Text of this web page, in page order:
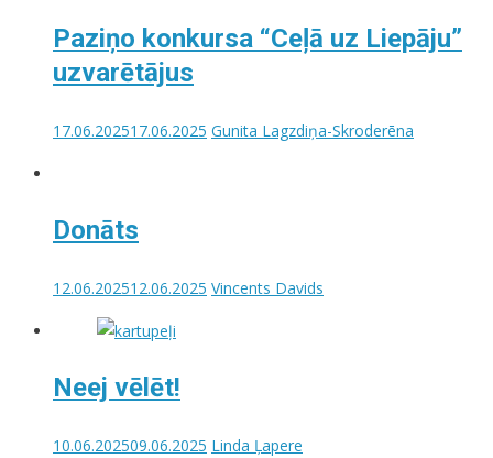
Paziņo konkursa “Ceļā uz Liepāju”
uzvarētājus
17.06.202517.06.2025 Gunita Lagzdiņa-Skroderēna
Donāts
12.06.202512.06.2025 Vincents Davids
Neej vēlēt!
10.06.202509.06.2025 Linda Ļapere